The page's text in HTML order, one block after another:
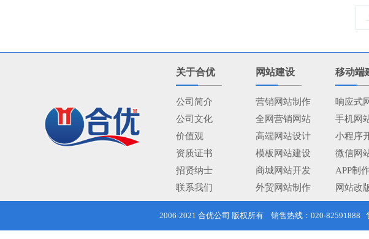
关于合优
公司简介
公司文化
价值观
资质证书
招贤纳士
联系我们
网站建设
营销网站制作
全网营销网站
高端网站设计
模板网站建设
商城网站开发
外贸网站制作
移动端
响应式
手机网
小程序
微信网
APP制
网站改
2006-2021 合优公司 版权所有 销售热线：020-82591888